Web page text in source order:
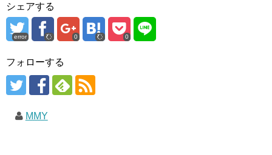
シェアする
error 0 0
フォローする
MMY